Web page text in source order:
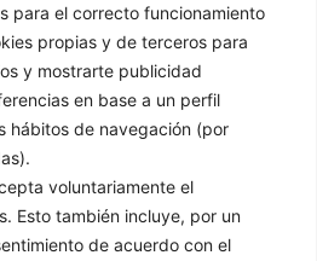
para el correcto funcionamiento
propias y de terceros para
y mostrarte publicidad
en base a un perfil
hábitos de navegación (por
voluntariamente el
Esto también incluye, por un
de acuerdo con el
Sector 8, 28850, Torrejón de Ardoz,